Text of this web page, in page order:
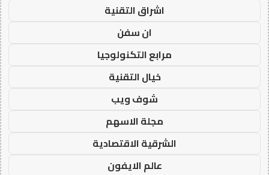
اشراق التقنية
ان سفن
مرابع التكنولوجيا
خيال التقنية
شوف ويب
مجلة الاسهم
الشرقية الاقتصادية
عالم الايفون